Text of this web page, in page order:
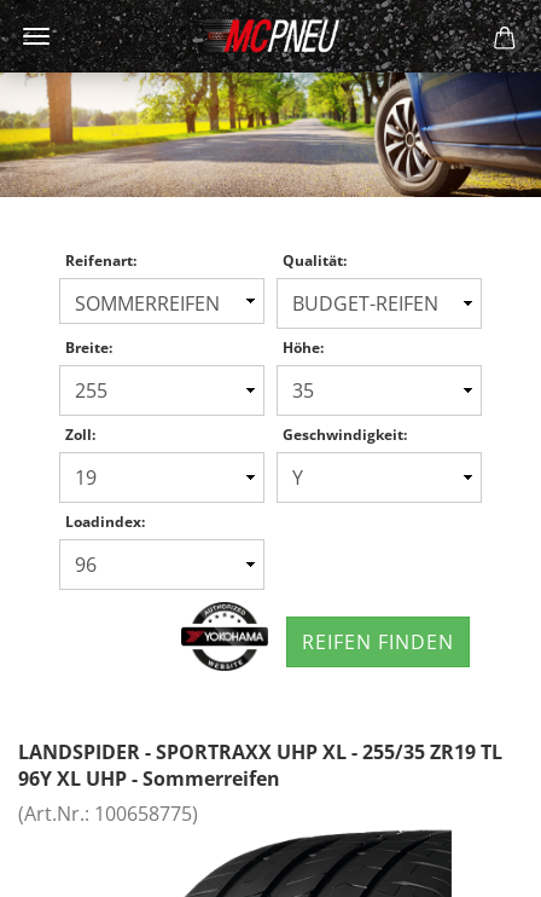
Reifenart: Qualität:
Breite: Höhe:
Zoll: Geschwindigkeit:
Loadindex:
REIFEN FINDEN
LANDSPIDER - SPORTRAXX UHP XL - 255/35 ZR19 TL
96Y XL UHP - Sommerreifen
(Art.Nr.: 100658775)